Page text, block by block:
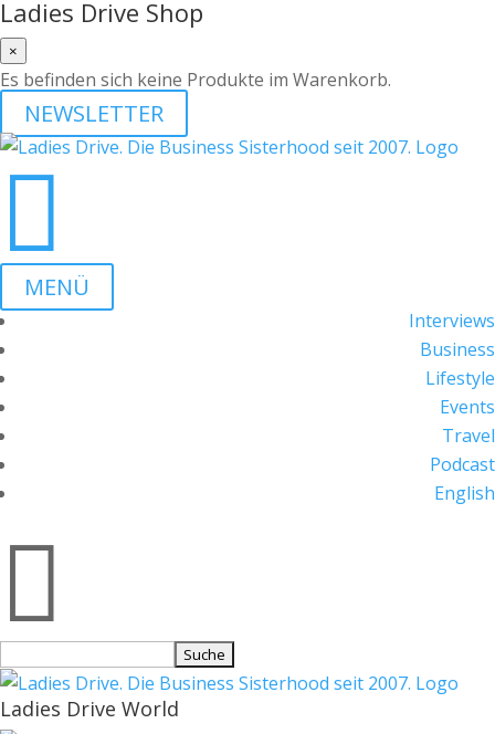
Ladies Drive Shop
×
Es befinden sich keine Produkte im Warenkorb.
NEWSLETTER

MENÜ
Interviews
Business
Lifestyle
Events
Travel
Podcast
English

nach:
Ladies Drive World